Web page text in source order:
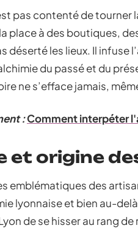
pas contenté de tourner
place à des boutiques,
déserté les lieux. Il
du passé et du
ne s’efface jamais,
:Comment interpéter
et origine
emblématiques des
lyonnaise et bien au-
de se hisser au rang